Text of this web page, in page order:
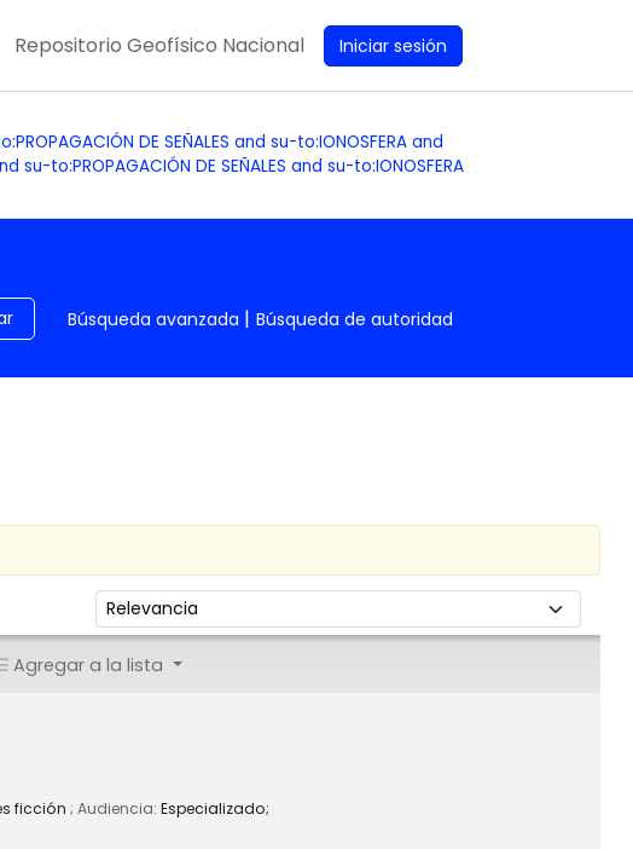
Repositorio Geofísico Nacional Iniciar sesión
DE SEÑALES and su-to:IONOSFERA and
to:PROPAGACIÓN DE SEÑALES and su-to:IONOSFERA
Búsqueda avanzada Búsqueda de autoridad
Ordenar por:
Agregar a la lista
ficción ; Audiencia: Especializado;